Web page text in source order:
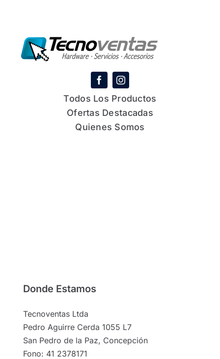
Todos Los Productos
Ofertas Destacadas
Quienes Somos
Donde Estamos
Tecnoventas Ltda
Pedro Aguirre Cerda 1055 L7
San Pedro de la Paz, Concepción
Fono: 41 2378171